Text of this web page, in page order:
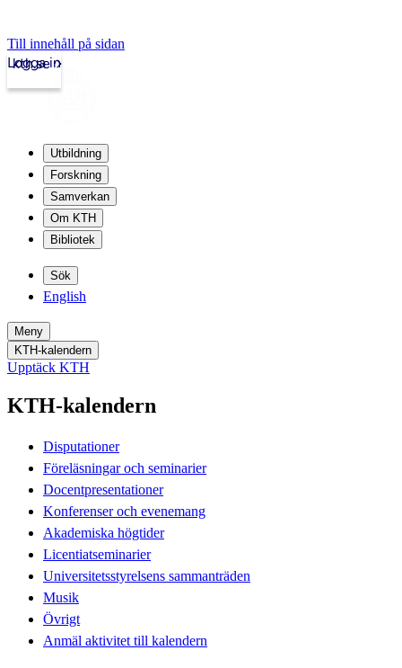
Till innehåll på sidan
kth.se
Logga in
Utbildning
Forskning
Samverkan
Om KTH
Bibliotek
Sök
English
Meny
KTH-kalendern
Upptäck KTH
KTH-kalendern
Disputationer
Föreläsningar och seminarier
Docentpresentationer
Konferenser och evenemang
Akademiska högtider
Licentiatseminarier
Universitetsstyrelsens sammanträden
Musik
Övrigt
Anmäl aktivitet till kalendern